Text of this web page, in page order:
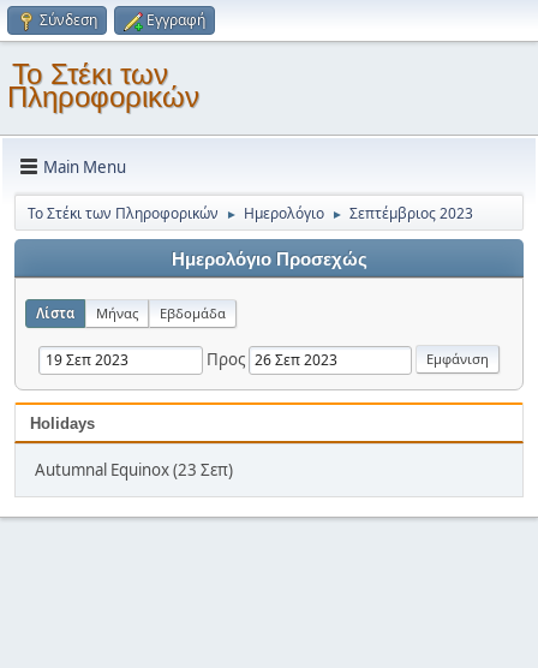
Σύνδεση Εγγραφή
Το Στέκι των
Πληροφορικών
Main Menu
Το Στέκι των Πληροφορικών ► Ημερολόγιο ► Σεπτέμβριος 2023
Ημερολόγιο Προσεχώς
Λίστα Μήνας Εβδομάδα
Προς
Holidays
Autumnal Equinox (23 Σεπ)